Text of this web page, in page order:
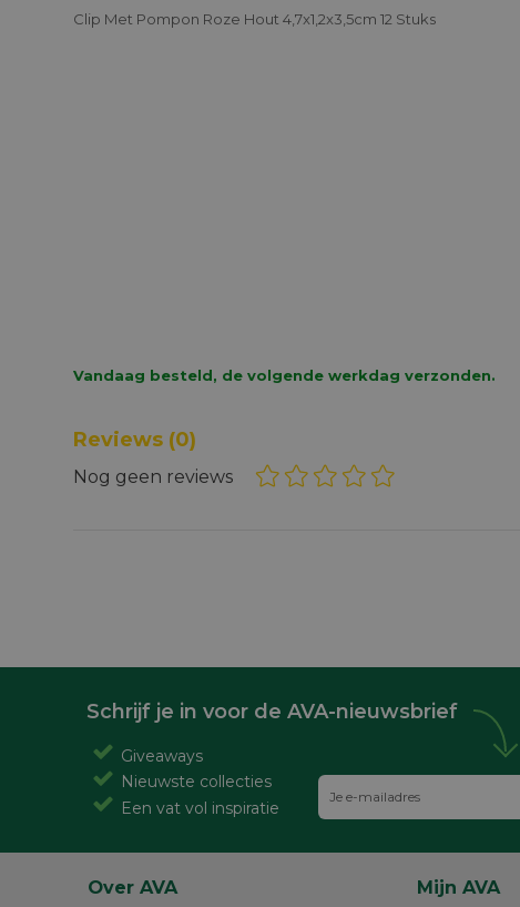
Clip Met Pompon Roze Hout 4,7x1,2x3,5cm 12 Stuks
Vandaag besteld, de volgende werkdag verzonden.
Reviews (0)
Nog geen reviews
Schrijf je in voor de AVA-nieuwsbrief
Giveaways
Nieuwste collecties
Een vat vol inspiratie
Over AVA Mijn AVA